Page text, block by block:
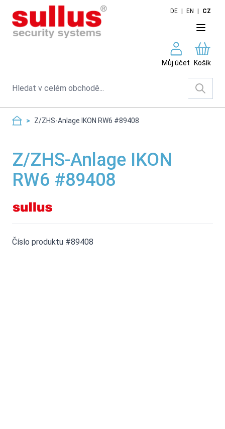
Skip to Content
DE EN CZ
Můj účet Košík
Search
> Z/ZHS-Anlage IKON RW6 #89408
Z/ZHS-Anlage IKON
RW6 #89408
Číslo produktu #89408